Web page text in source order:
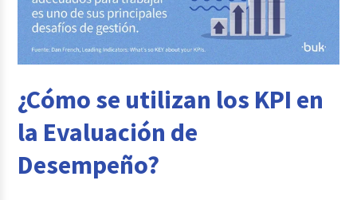
¿Cómo se utilizan los KPI en
la Evaluación de
Desempeño?